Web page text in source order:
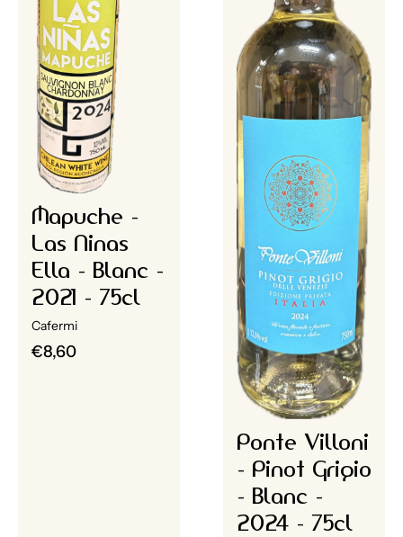
Mapuche -
Las Ninas
Ella - Blanc -
2021 - 75cl
Cafermi
€8,60
Ponte Villoni
- Pinot Grigio
- Blanc -
2024 - 75cl